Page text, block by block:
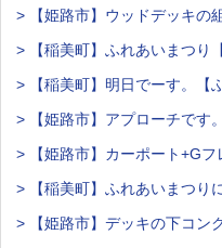
> 【姫路市】ウッドデッキの
> 【稲美町】ふれあいまつり
> 【稲美町】明日でーす。【
> 【姫路市】アプローチです
> 【姫路市】カーポート+G
> 【稲美町】ふれあいまつり
> 【姫路市】デッキの下コン